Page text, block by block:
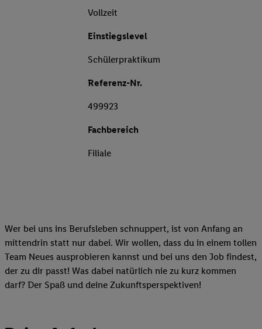
Vollzeit
Einstiegslevel
Schülerpraktikum
Referenz-Nr.
499923
Fachbereich
Filiale
Wer bei uns ins Berufsleben schnuppert, ist von Anfang an
mittendrin statt nur dabei. Wir wollen, dass du in einem tollen
Team Neues ausprobieren kannst und bei uns den Job findest,
der zu dir passt! Was dabei natürlich nie zu kurz kommen
darf? Der Spaß und deine Zukunftsperspektiven!